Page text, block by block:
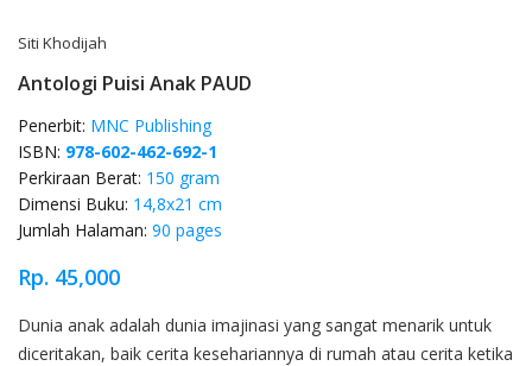
Siti Khodijah
Antologi Puisi Anak PAUD
Penerbit: MNC Publishing
ISBN: 978-602-462-692-1
Perkiraan Berat: 150 gram
Dimensi Buku: 14,8x21 cm
Jumlah Halaman: 90 pages
Rp. 45,000
Product Overview
Dunia anak adalah dunia imajinasi yang sangat menarik untuk
diceritakan, baik cerita kesehariannya di rumah atau cerita ketika